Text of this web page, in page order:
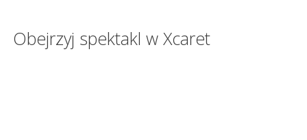
Obejrzyj spektakl w Xcaret